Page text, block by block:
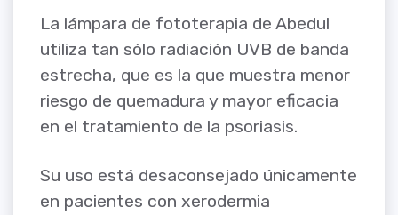
La lámpara de fototerapia de Abedul
utiliza tan sólo radiación UVB de banda
estrecha, que es la que muestra menor
riesgo de quemadura y mayor eficacia
en el tratamiento de la psoriasis.
Su uso está desaconsejado únicamente
en pacientes con xerodermia